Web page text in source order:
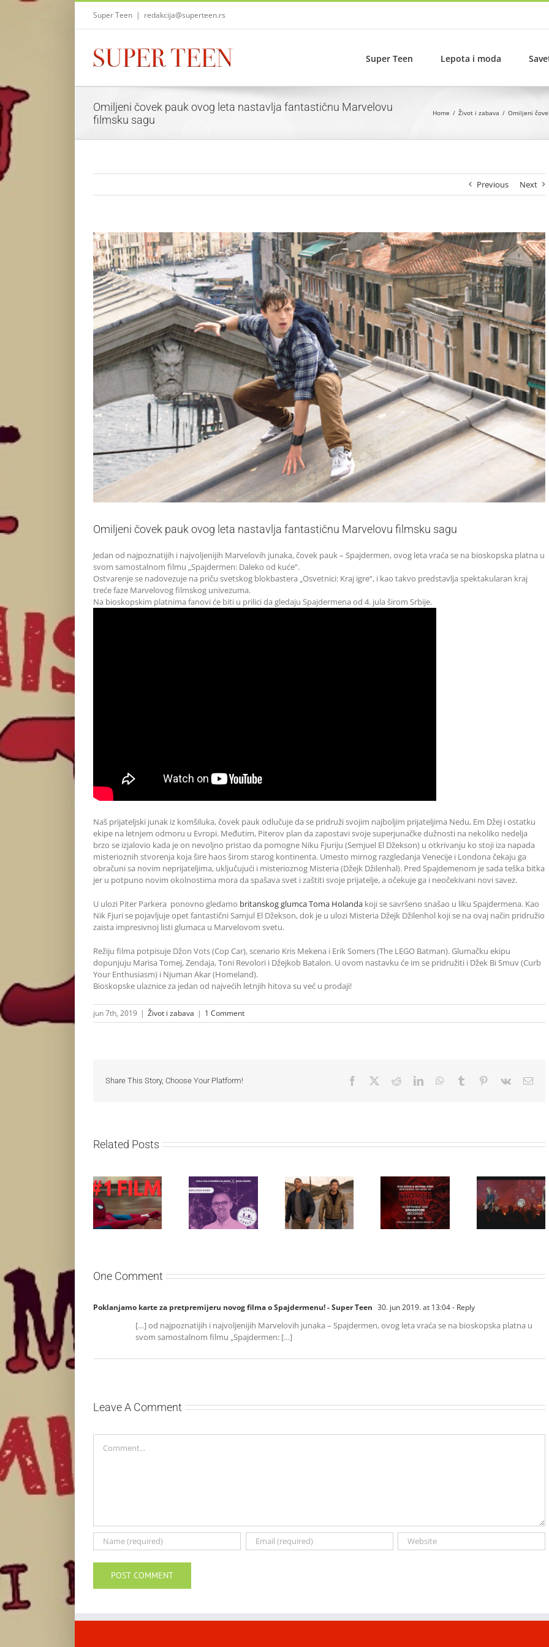
Super Teen | redakcija@superteen.rs
Super Teen Lepota i moda
Omiljeni čovek pauk ovog leta nastavlja fantastičnu Marvelovu
filmsku sagu
Home Život i zabava Omiljeni
Previous Next
View
Larger
Image
Omiljeni čovek pauk ovog leta nastavlja fantastičnu Marvelovu filmsku sagu
Jedan od najpoznatijih i najvoljenijih Marvelovih junaka, čovek pauk – Spajdermen, ovog leta vraća se na bioskopska platna u
svom samostalnom filmu „Spajdermen: Daleko od kuće“.
Ostvarenje se nadovezuje na priču svetskog blokbastera „Osvetnici: Kraj igre“, i kao takvo predstavlja spektakularan kraj
treće faze Marvelovog filmskog univezuma.
Na bioskopskim platnima fanovi će biti u prilici da gledaju Spajdermena od 4. jula širom Srbije.
Naš prijateljski junak iz komšiluka, čovek pauk odlučuje da se pridruži svojim najboljim prijateljima Nedu, Em Džej i ostatku
ekipe na letnjem odmoru u Evropi. Međutim, Piterov plan da zapostavi svoje superjunačke dužnosti na nekoliko nedelja
brzo se izjalovio kada je on nevoljno pristao da pomogne Niku Fjuriju (Semjuel El Džekson) u otkrivanju ko stoji iza napada
misterioznih stvorenja koja šire haos širom starog kontinenta. Umesto mirnog razgledanja Venecije i Londona čekaju ga
obračuni sa novim neprijateljima, uključujući i misterioznog Misteria (Džejk Džilenhal). Pred Spajdemenom je sada teška bitka
jer u potpuno novim okolnostima mora da spašava svet i zaštiti svoje prijatelje, a očekuje ga i neočekivani novi savez.
U ulozi Piter Parkera ponovno gledamo britanskog glumca Toma Holanda koji se savršeno snašao u liku Spajdermena. Kao
Nik Fjuri se pojavljuje opet fantastični Samjul El Džekson, dok je u ulozi Misteria Džejk Džilenhol koji se na ovaj način pridružio
zaista impresivnoj listi glumaca u Marvelovom svetu.
Režiju filma potpisuje Džon Vots (Cop Car), scenario Kris Mekena i Erik Somers (The LEGO Batman). Glumačku ekipu
dopunjuju Marisa Tomej, Zendaja, Toni Revolori i Džejkob Batalon. U ovom nastavku će im se pridružiti i Džek Bi Smuv (Curb
Your Enthusiasm) i Njuman Akar (Homeland).
Bioskopske ulaznice za jedan od najvećih letnjih hitova su već u prodaji!
jun 7th, 2019 | Život i zabava | 1 Comment
Share This Story, Choose Your Platform! Facebook RedditLinkedInWhatsApp
Tumblr Pinterest
Vk
Related Posts
Najuspešnije
otvaranje
studijskog
filma u Srbiji:
Spajdermen:
vikenda
Priključi se
besplatnoj
regionalnoj AI
edukaciji i
nauči kako da
praksi
HBO Max
predstavio
službeni
STRANGER
THINGS
muzika iz
NIMRODS,
inspirisan
ranim danima
grupe GREEN
DAY, stiže u
11. i 14.
One Comment
Poklanjamo karte za pretpremijeru novog filma o Spajdermenu! - Super Teen 30. jun 2019. at 13:04- Reply
[…] od najpoznatijih i najvoljenijih Marvelovih junaka – Spajdermen, ovog leta vraća se na bioskopska platna u
svom samostalnom filmu „Spajdermen: […]
Leave A Comment